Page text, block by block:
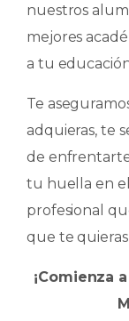
nuestros
mejores
a tu
Te
adquieras, te
de
tu huella en
profesional
que te
¡Comienza